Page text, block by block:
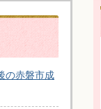
の赤磐市成